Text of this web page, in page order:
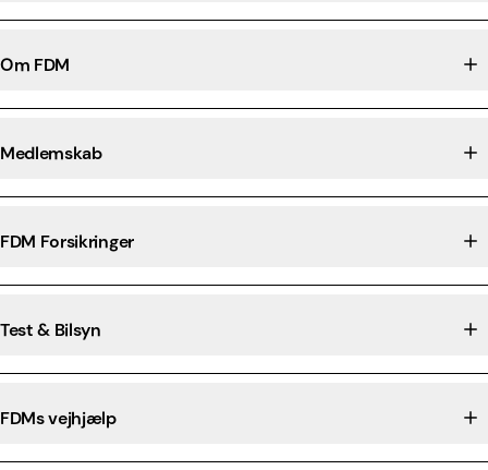
Om FDM
Medlemskab
FDM Forsikringer
Test & Bilsyn
FDMs vejhjælp